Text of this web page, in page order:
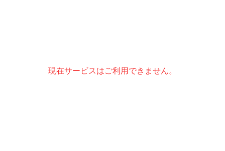
現在サービスはご利用できません。